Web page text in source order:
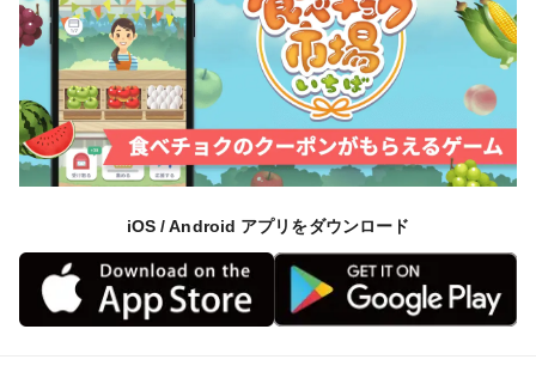
iOS / Android アプリをダウンロード